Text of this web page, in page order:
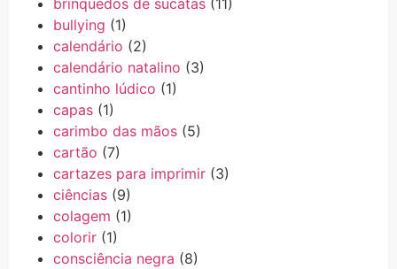
bullying (1)
calendário (2)
calendário natalino (3)
cantinho lúdico (1)
capas (1)
carimbo das mãos (5)
cartão (7)
cartazes para imprimir (3)
ciências (9)
colagem (1)
colorir (1)
consciência negra (8)